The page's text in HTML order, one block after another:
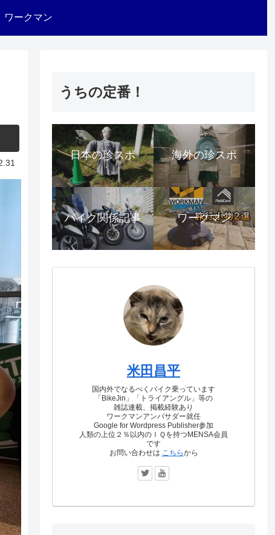
ワークマン
うちの定番！
日本の珍スポ 海外の珍スポ
バイク関係記事 ワークマン
米田昌平
国内外でなるべくバイク乗っています
「BikeJin」「トライアングル」等の
雑誌連載、掲載経験あり
ワークマンアンバサダー就任
Google for Wordpress Publisher参加
人類の上位２％以内のＩＱを持つMENSA会員
です
お問い合わせは こちらから